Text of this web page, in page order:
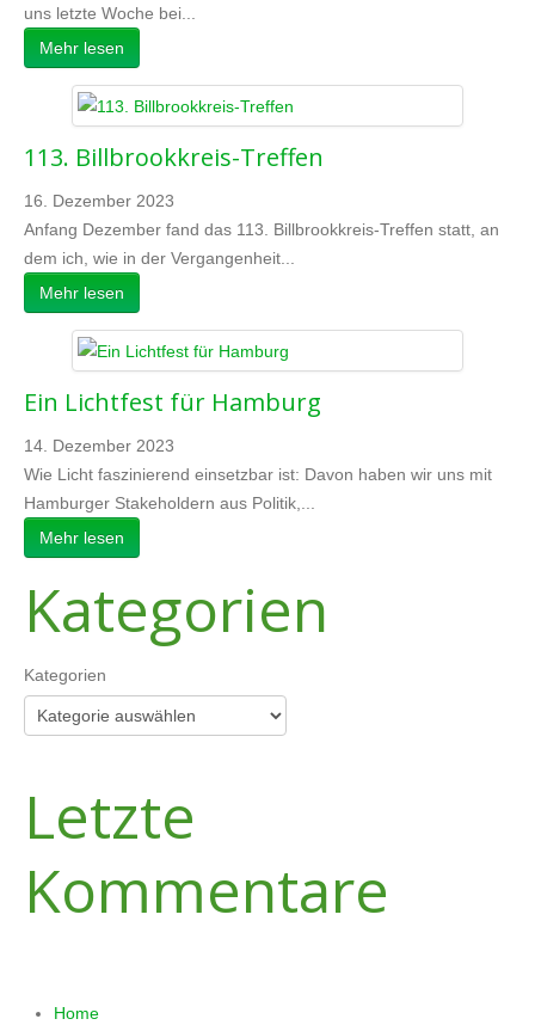
uns letzte Woche bei...
Mehr lesen
113. Billbrookkreis-Treffen
16. Dezember 2023
Anfang Dezember fand das 113. Billbrookkreis-Treffen statt, an
dem ich, wie in der Vergangenheit...
Mehr lesen
Ein Lichtfest für Hamburg
14. Dezember 2023
Wie Licht faszinierend einsetzbar ist: Davon haben wir uns mit
Hamburger Stakeholdern aus Politik,...
Mehr lesen
Kategorien
Kategorien
Letzte
Kommentare
Home